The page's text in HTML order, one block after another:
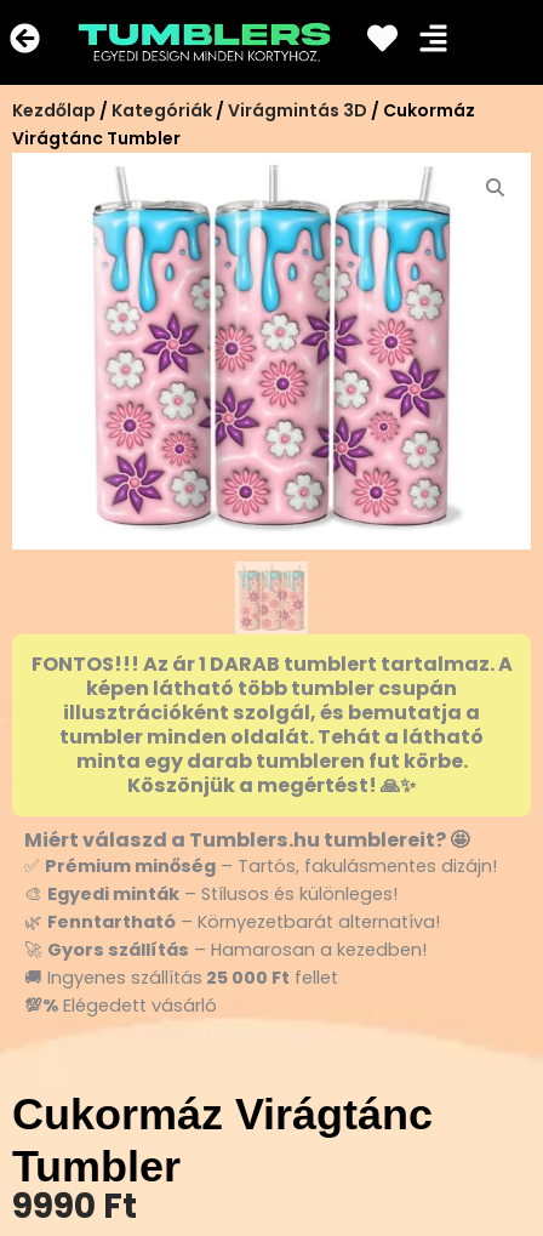
a
tartalomra
Kezdőlap / Kategóriák / Virágmintás 3D / Cukormáz
Virágtánc Tumbler
FONTOS!!! Az ár 1 DARAB tumblert tartalmaz. A
képen látható több tumbler csupán
illusztrációként szolgál, és bemutatja a
tumbler minden oldalát. Tehát a látható
minta egy darab tumbleren fut körbe.
Köszönjük a megértést! 🙏✨
Miért válaszd a Tumblers.hu tumblereit? 🤩
✅ Prémium minőség – Tartós, fakulásmentes dizájn!
🎨 Egyedi minták – Stílusos és különleges!
🌿 Fenntartható – Környezetbarát alternatíva!
🚀 Gyors szállítás – Hamarosan a kezedben!
🚚 Ingyenes szállítás 25 000 Ft fellet
💯% Elégedett vásárló
Cukormáz Virágtánc
Tumbler
9990 Ft